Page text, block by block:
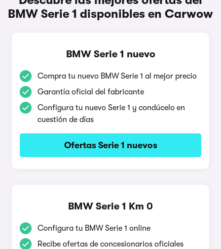
BMW Serie 1 disponibles en Carwow
BMW Serie 1 nuevo
Compra tu nuevo BMW Serie 1 al mejor precio
Garantía oficial del fabricante
Configura tu nuevo Serie 1 y condúcelo en
cuestión de días
Ofertas Serie 1 nuevos
BMW Serie 1 Km 0
Configura tu BMW Serie 1 online
Recibe ofertas de concesionarios oficiales